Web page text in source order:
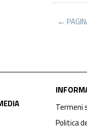
Termeni
Politica